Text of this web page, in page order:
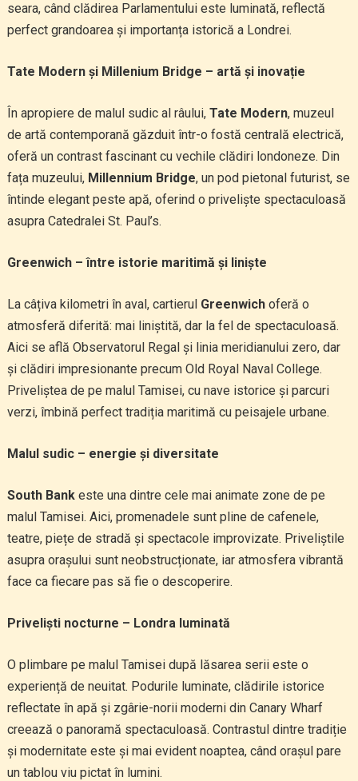
seara, când clădirea Parlamentului este luminată, reflectă
perfect grandoarea și importanța istorică a Londrei.
Tate Modern și Millenium Bridge – artă și inovație
În apropiere de malul sudic al râului, Tate Modern, muzeul
de artă contemporană găzduit într-o fostă centrală electrică,
oferă un contrast fascinant cu vechile clădiri londoneze. Din
fața muzeului, Millennium Bridge, un pod pietonal futurist, se
întinde elegant peste apă, oferind o priveliște spectaculoasă
asupra Catedralei St. Paul’s.
Greenwich – între istorie maritimă și liniște
La câțiva kilometri în aval, cartierul Greenwichoferă o
atmosferă diferită: mai liniștită, dar la fel de spectaculoasă.
Aici se află Observatorul Regal și linia meridianului zero, dar
și clădiri impresionante precum Old Royal Naval College.
Priveliștea de pe malul Tamisei, cu nave istorice și parcuri
verzi, îmbină perfect tradiția maritimă cu peisajele urbane.
Malul sudic – energie și diversitate
South Bankeste una dintre cele mai animate zone de pe
malul Tamisei. Aici, promenadele sunt pline de cafenele,
teatre, piețe de stradă și spectacole improvizate. Priveliștile
asupra orașului sunt neobstrucționate, iar atmosfera vibrantă
face ca fiecare pas să fie o descoperire.
Priveliști nocturne – Londra luminată
O plimbare pe malul Tamisei după lăsarea serii este o
experiență de neuitat. Podurile luminate, clădirile istorice
reflectate în apă și zgârie-norii moderni din Canary Wharf
creează o panoramă spectaculoasă. Contrastul dintre tradiție
și modernitate este și mai evident noaptea, când orașul pare
un tablou viu pictat în lumini.